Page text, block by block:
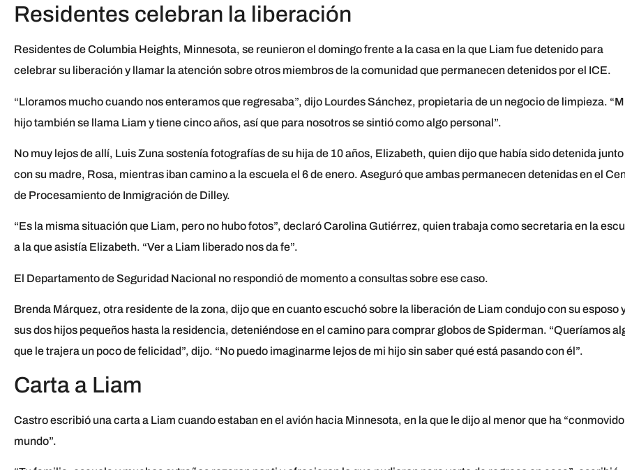
Residentes celebran la liberación
Residentes de Columbia Heights, Minnesota, se reunieron el domingo frente a la casa en la que Liam fue detenido para
celebrar su liberación y llamar la atención sobre otros miembros de la comunidad que permanecen detenidos por el ICE.
“Lloramos mucho cuando nos enteramos que regresaba”, dijo Lourdes Sánchez, propietaria de un negocio de limpieza.
hijo también se llama Liam y tiene cinco años, así que para nosotros se sintió como algo personal”.
No muy lejos de allí, Luis Zuna sostenía fotografías de su hija de 10 años, Elizabeth, quien dijo que había sido detenida junto
con su madre, Rosa, mientras iban camino a la escuela el 6 de enero. Aseguró que ambas permanecen detenidas en el
de Procesamiento de Inmigración de Dilley.
“Es la misma situación que Liam, pero no hubo fotos”, declaró Carolina Gutiérrez, quien trabaja como secretaria en la
a la que asistía Elizabeth. “Ver a Liam liberado nos da fe”.
El Departamento de Seguridad Nacional no respondió de momento a consultas sobre ese caso.
Brenda Márquez, otra residente de la zona, dijo que en cuanto escuchó sobre la liberación de Liam condujo con su esposo
sus dos hijos pequeños hasta la residencia, deteniéndose en el camino para comprar globos de Spiderman. “Queríamos
que le trajera un poco de felicidad”, dijo. “No puedo imaginarme lejos de mi hijo sin saber qué está pasando con él”.
Carta a Liam
Castro escribió una carta a Liam cuando estaban en el avión hacia Minnesota, en la que le dijo al menor que ha
mundo”.